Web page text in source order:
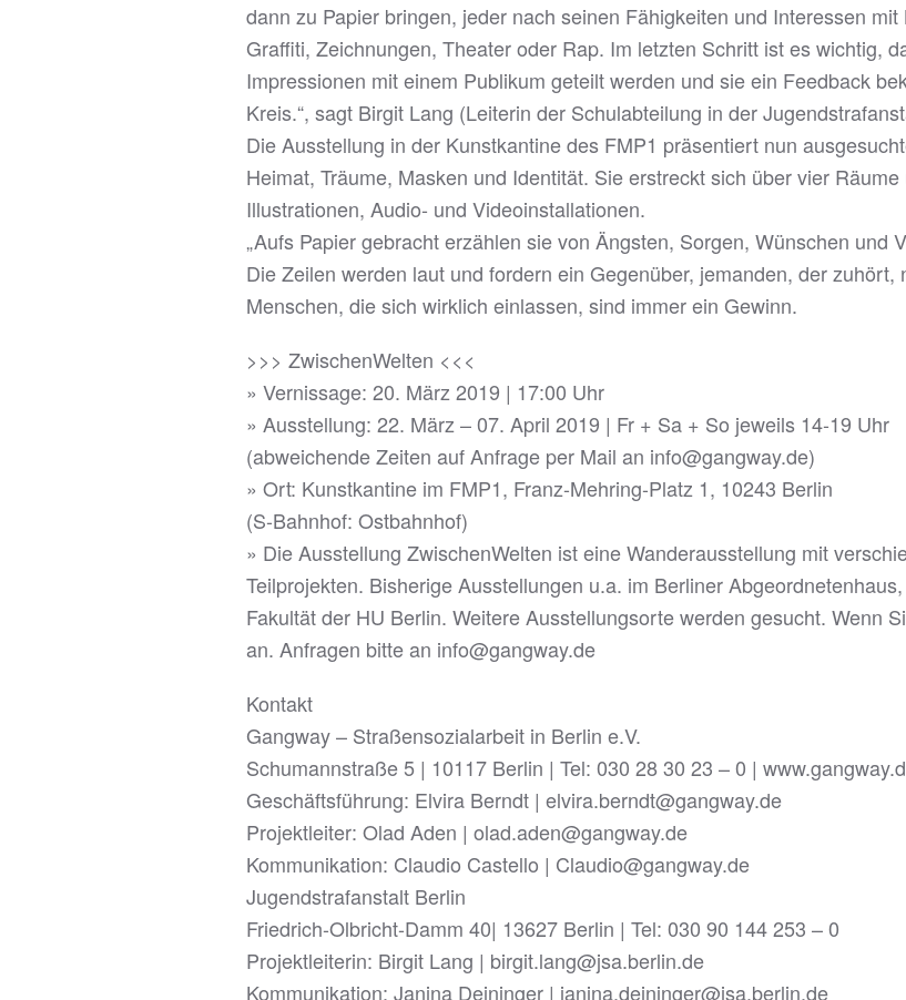
dann zu Papier bringen, jeder nach seinen Fähigkeiten und Interessen
Graffiti, Zeichnungen, Theater oder Rap. Im letzten Schritt ist es wichtig,
Impressionen mit einem Publikum geteilt werden und sie ein Feedback
Kreis.“, sagt Birgit Lang (Leiterin der Schulabteilung in der
Die Ausstellung in der Kunstkantine des FMP1 präsentiert nun
Heimat, Träume, Masken und Identität. Sie erstreckt sich über vier
Illustrationen, Audio- und Videoinstallationen.
„Aufs Papier gebracht erzählen sie von Ängsten, Sorgen, Wünschen und
Die Zeilen werden laut und fordern ein Gegenüber, jemanden, der zuhört,
Menschen, die sich wirklich einlassen, sind immer ein Gewinn.
>>> ZwischenWelten <<<
» Vernissage: 20. März 2019 | 17:00 Uhr
» Ausstellung: 22. März – 07. April 2019 | Fr + Sa + So jeweils 14-19 Uhr
(abweichende Zeiten auf Anfrage per Mail an info@gangway.de)
» Ort: Kunstkantine im FMP1, Franz-Mehring-Platz 1, 10243 Berlin
(S-Bahnhof: Ostbahnhof)
» Die Ausstellung ZwischenWelten ist eine Wanderausstellung mit
Teilprojekten. Bisherige Ausstellungen u.a. im Berliner
Fakultät der HU Berlin. Weitere Ausstellungsorte werden gesucht. Wenn
an. Anfragen bitte an info@gangway.de
Kontakt
Gangway – Straßensozialarbeit in Berlin e.V.
Schumannstraße 5 | 10117 Berlin | Tel: 030 28 30 23 – 0 |
Geschäftsführung: Elvira Berndt | elvira.berndt@gangway.de
Projektleiter: Olad Aden | olad.aden@gangway.de
Kommunikation: Claudio Castello | Claudio@gangway.de
Jugendstrafanstalt Berlin
Friedrich-Olbricht-Damm 40| 13627 Berlin | Tel: 030 90 144 253 – 0
Projektleiterin: Birgit Lang | birgit.lang@jsa.berlin.de
Kommunikation: Janina Deininger | janina.deininger@jsa.berlin.de